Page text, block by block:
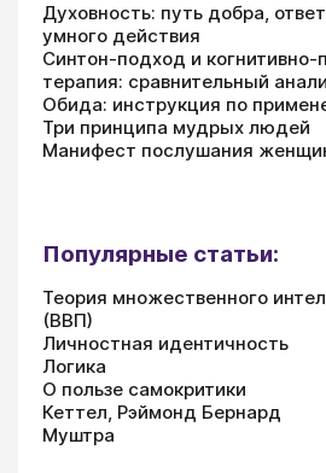
Духовность: путь добра,
умного действия
Синтон-подход и когнитивно-
терапия: сравнительный
Обида: инструкция по
Три принципа мудрых людей
Манифест послушания
Популярные статьи:
Теория множественного
(ВВП)
Личностная идентичность
Логика
О пользе самокритики
Кеттел, Рэймонд Бернард
Муштра